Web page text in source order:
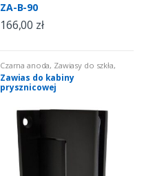
ZA-B-90
166,00 zł
Czarna anoda, Zawiasy do szkła,
seria ZA-B
Zawias do kabiny
prysznicowej